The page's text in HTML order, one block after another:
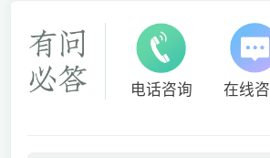
电话咨询 在线